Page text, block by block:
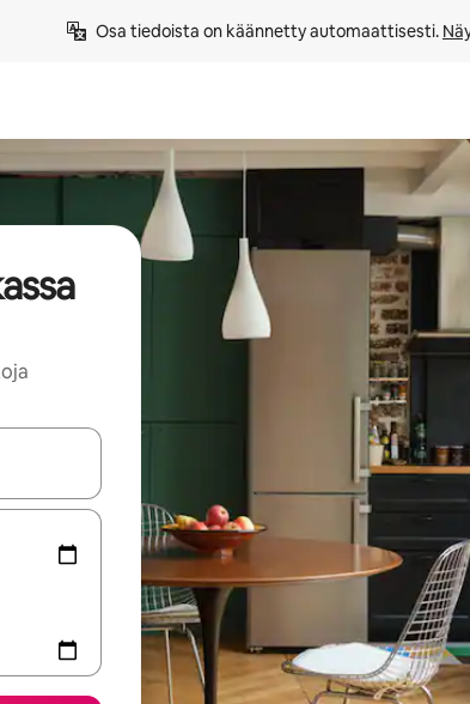
Osa tiedoista on käännetty automaattisesti.
ja alas-nuolinäppäimillä tai tutustu koskettamalla tai